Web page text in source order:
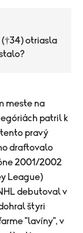
(†34) otriasla
meste na
patril k
pravý
draftovalo
2001/2002
League)
debutoval v
štyri
"lavíny", v